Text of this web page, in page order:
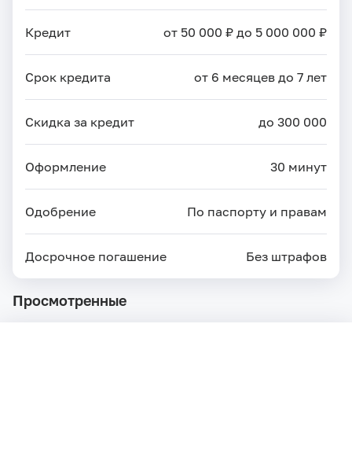
Кредит от 50 000 ₽ до 5 000 000 ₽
Срок кредита от 6 месяцев до 7 лет
Скидка за кредит до 300 000
Оформление 30 минут
Одобрение По паспорту и правам
Досрочное погашение Без штрафов
Просмотренные